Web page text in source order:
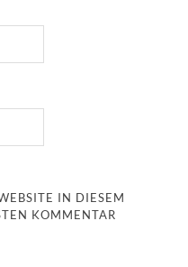
IN DIESEM
KOMMENTAR